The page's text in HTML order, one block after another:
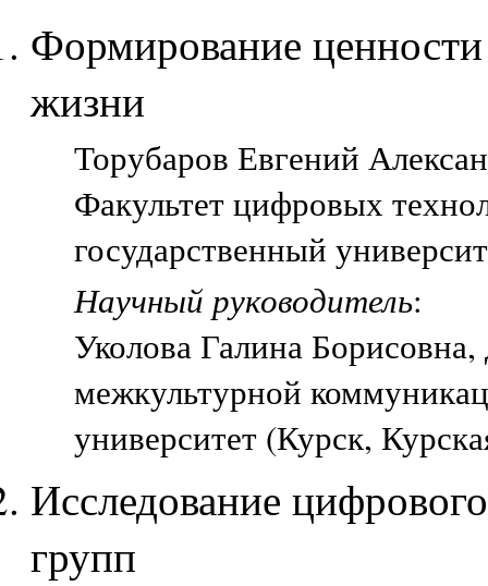
Формирование ценности
жизни
Торубаров Евгений
Факультет цифровых
государственный
Научный руководитель:
Уколова Галина
межкультурной
университет (Курск,
Исследование
групп